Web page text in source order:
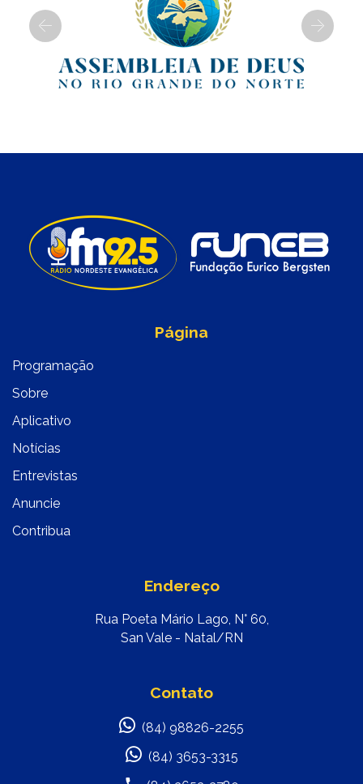
Previous Next
Página
Programação
Sobre
Aplicativo
Notícias
Entrevistas
Anuncie
Contribua
Endereço
Rua Poeta Mário Lago, N° 60,
San Vale - Natal/RN
Contato
(84) 98826-2255
(84) 3653-3315